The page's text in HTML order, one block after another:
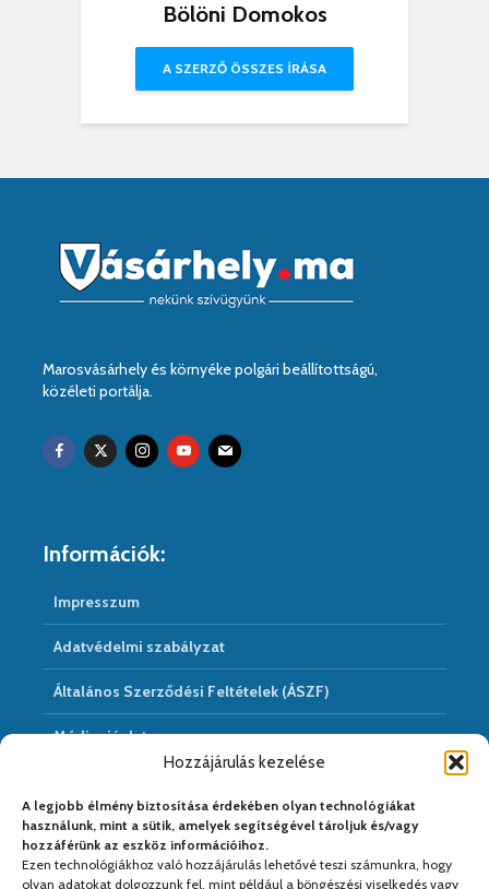
Hozzájárulás kezelése
A legjobb élmény biztosítása érdekében olyan technológiákat
használunk, mint a sütik, amelyek segítségével tároljuk és/vagy
hozzáférünk az eszköz információihoz.
Ezen technológiákhoz való hozzájárulás lehetővé teszi számunkra, hogy
olyan adatokat dolgozzunk fel, mint például a böngészési viselkedés vagy
Bölöni Domokos
A SZERZŐ ÖSSZES ÍRÁSA
Marosvásárhely és környéke polgári beállítottságú,
közéleti portálja.
Információk:
Impresszum
Adatvédelmi szabályzat
Általános Szerződési Feltételek (ÁSZF)
Médiaajánlat
Médiapartnereink: